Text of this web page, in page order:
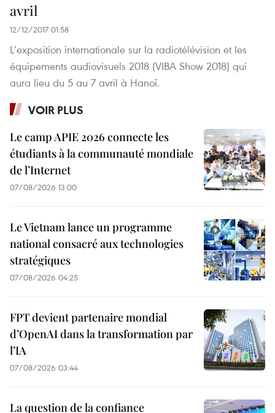
avril
12/12/2017 01:58
L’exposition internationale sur la radiotélévision et les
équipements audiovisuels 2018 (VIBA Show 2018) qui
aura lieu du 5 au 7 avril à Hanoï.
VOIR PLUS
Le camp APIE 2026 connecte les
étudiants à la communauté mondiale
de l’Internet
07/08/2026 13:00
Le Vietnam lance un programme
national consacré aux technologies
stratégiques
07/08/2026 04:25
FPT devient partenaire mondial
d’OpenAI dans la transformation par
l’IA
07/08/2026 03:44
La question de la confiance